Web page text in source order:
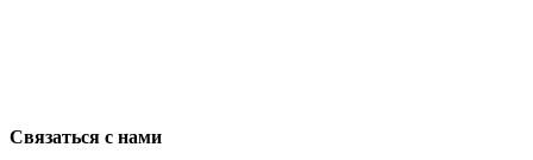
Связаться с нами